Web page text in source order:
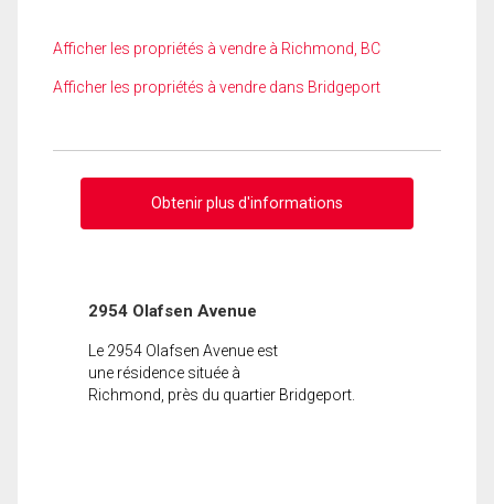
Afficher les propriétés à vendre à Richmond, BC
Afficher les propriétés à vendre dans Bridgeport
Obtenir plus d'informations
2954 Olafsen Avenue
Le 2954 Olafsen Avenue est
une résidence située à
Richmond, près du quartier Bridgeport.